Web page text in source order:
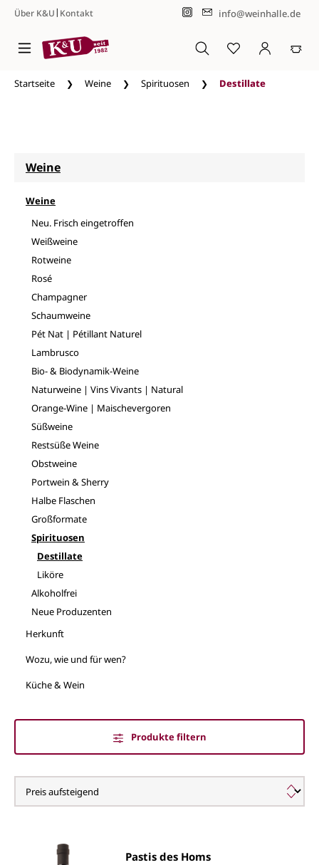
Zum Hauptinhalt springen
Über K&U| Kontakt info@weinhalle.de
Startseite Weine Spirituosen Destillate
Weine
Weine
Neu. Frisch eingetroffen
Weißweine
Rotweine
Rosé
Champagner
Schaumweine
Pét Nat | Pétillant Naturel
Lambrusco
Bio- & Biodynamik-Weine
Naturweine | Vins Vivants | Natural
Orange-Wine | Maischevergoren
Süßweine
Restsüße Weine
Obstweine
Portwein & Sherry
Halbe Flaschen
Großformate
Spirituosen
Destillate
Liköre
Alkoholfrei
Neue Produzenten
Herkunft
Wozu, wie und für wen?
Küche & Wein
Produkte filtern
Destillate
Pastis des Homs